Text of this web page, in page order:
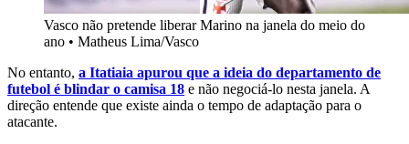
Vasco não pretende liberar Marino na janela do meio do
ano • Matheus Lima/Vasco
No entanto, a Itatiaia apurou que a ideia do departamento de
futebol é blindar o camisa 18 e não negociá-lo nesta janela. A
direção entende que existe ainda o tempo de adaptação para o
atacante.